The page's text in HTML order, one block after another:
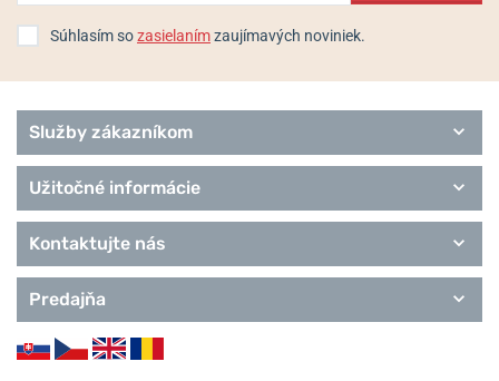
Súhlasím sozasielanímzaujímavých noviniek.
Služby zákazníkom
Užitočné informácie
Kontaktujte nás
Predajňa